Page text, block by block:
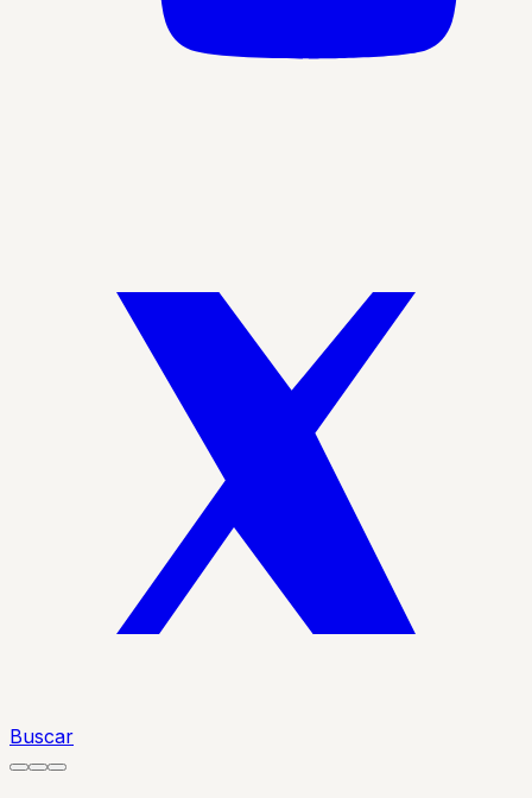
Buscar